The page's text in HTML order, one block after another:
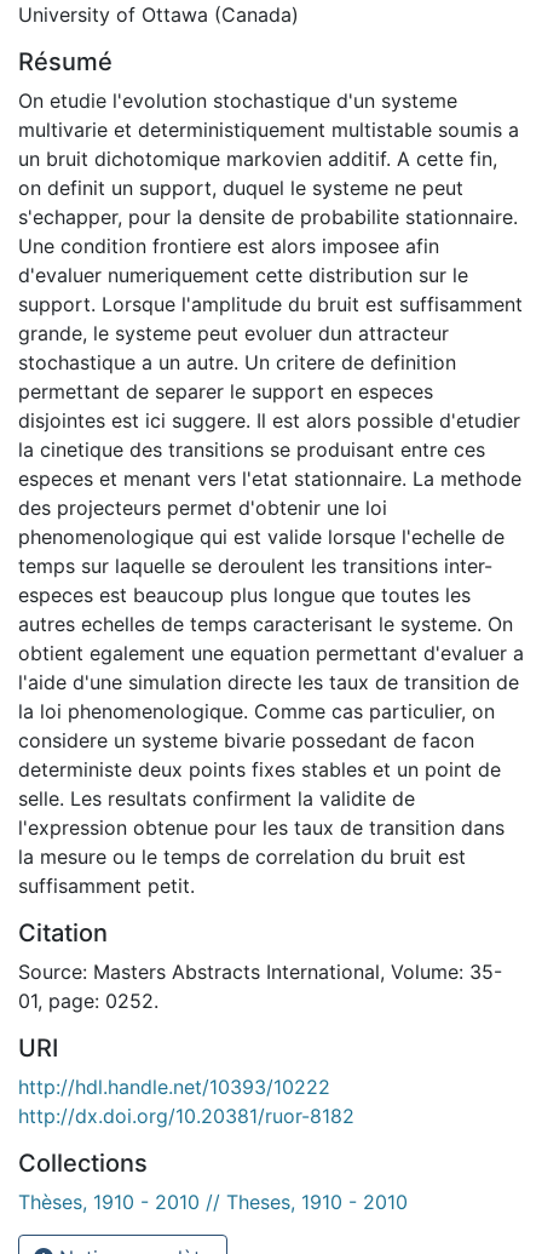
University of Ottawa (Canada)
Résumé
On etudie l'evolution stochastique d'un systeme
multivarie et deterministiquement multistable soumis a
un bruit dichotomique markovien additif. A cette fin,
on definit un support, duquel le systeme ne peut
s'echapper, pour la densite de probabilite stationnaire.
Une condition frontiere est alors imposee afin
d'evaluer numeriquement cette distribution sur le
support. Lorsque l'amplitude du bruit est suffisamment
grande, le systeme peut evoluer dun attracteur
stochastique a un autre. Un critere de definition
permettant de separer le support en especes
disjointes est ici suggere. Il est alors possible d'etudier
la cinetique des transitions se produisant entre ces
especes et menant vers l'etat stationnaire. La methode
des projecteurs permet d'obtenir une loi
phenomenologique qui est valide lorsque l'echelle de
temps sur laquelle se deroulent les transitions inter-
especes est beaucoup plus longue que toutes les
autres echelles de temps caracterisant le systeme. On
obtient egalement une equation permettant d'evaluer a
l'aide d'une simulation directe les taux de transition de
la loi phenomenologique. Comme cas particulier, on
considere un systeme bivarie possedant de facon
deterministe deux points fixes stables et un point de
selle. Les resultats confirment la validite de
l'expression obtenue pour les taux de transition dans
la mesure ou le temps de correlation du bruit est
suffisamment petit.
Citation
Source: Masters Abstracts International, Volume: 35-
01, page: 0252.
URI
http://hdl.handle.net/10393/10222
http://dx.doi.org/10.20381/ruor-8182
Collections
Thèses, 1910 - 2010 // Theses, 1910 - 2010